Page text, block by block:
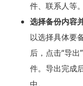
件、联系人等。
选择备份内容
以选择具体要
后，点击“导
件。导出完成